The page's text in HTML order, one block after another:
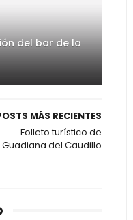
del bar de la
MÁS RECIENTES
Folleto turístico de
Guadiana del Caudillo